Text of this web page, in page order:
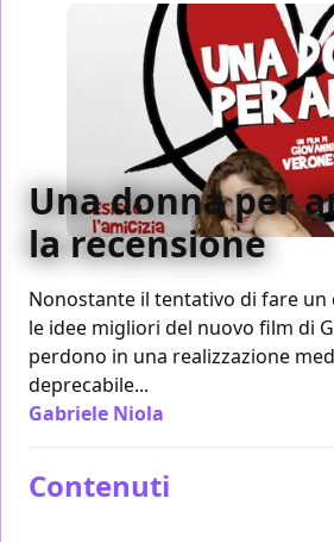
Una donna per
la recensione
Nonostante il tentativo di fare un
le idee migliori del nuovo film di
perdono in una realizzazione
deprecabile...
Gabriele Niola
Contenuti